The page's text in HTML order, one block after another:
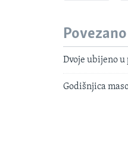
Povezano
Dvoje ubijeno
Godišnjica